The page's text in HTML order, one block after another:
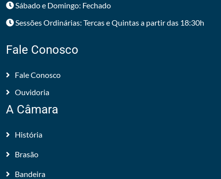
Sábado e Domingo: Fechado
Sessões Ordinárias: Tercas e Quintas a partir das 18:30h
Fale Conosco
Fale Conosco
Ouvidoria
A Câmara
História
Brasão
Bandeira